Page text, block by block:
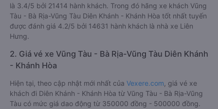
là 3.4/5 bởi 21414 hành khách. Trong đó hãng xe khách Vũng
Tàu - Bà Rịa-Vũng Tàu Diên Khánh - Khánh Hòa tốt nhất tuyến
được đánh giá 4.2/5 bởi 14631 hành khách là nhà xe Liên
Hưng.
2. Giá vé xe Vũng Tàu - Bà Rịa-Vũng Tàu Diên Khánh
- Khánh Hòa
Hiện tại, theo cập nhật mới nhất của Vexere.com , giá vé xe
khách đi Diên Khánh - Khánh Hòa từ Vũng Tàu - Bà Rịa-Vũng
Tàu có mức giá dao động từ 350000 đồng - 500000 đồng.